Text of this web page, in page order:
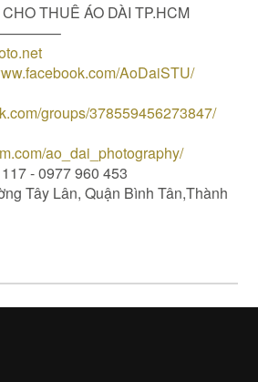
THUÊ ÁO DÀI TP.HCM
————–
AoDaiSTU/
groups/378559456273847/
ao_dai_photography/
- 0977 960 453
Tây Lân, Quận Bình Tân,Thành